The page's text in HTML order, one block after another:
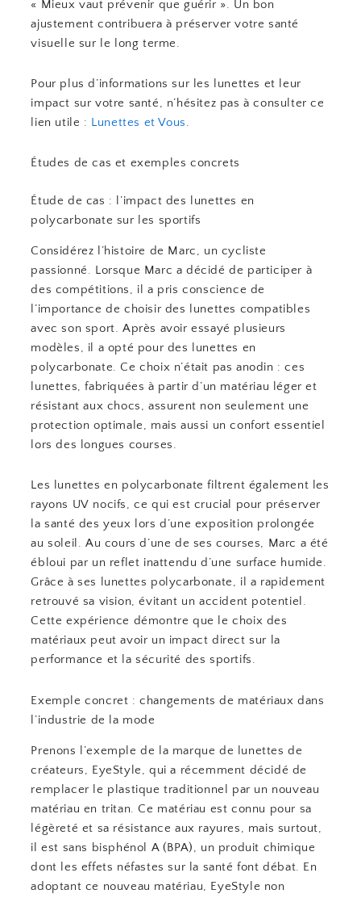
« Mieux vaut prévenir que guérir ». Un bon
ajustement contribuera à préserver votre santé
visuelle sur le long terme.
Pour plus d’informations sur les lunettes et leur
impact sur votre santé, n’hésitez pas à consulter ce
lien utile : Lunettes et Vous.
Études de cas et exemples concrets
Étude de cas : l’impact des lunettes en
polycarbonate sur les sportifs
Considérez l’histoire de Marc, un cycliste
passionné. Lorsque Marc a décidé de participer à
des compétitions, il a pris conscience de
l’importance de choisir des lunettes compatibles
avec son sport. Après avoir essayé plusieurs
modèles, il a opté pour des lunettes en
polycarbonate. Ce choix n’était pas anodin : ces
lunettes, fabriquées à partir d’un matériau léger et
résistant aux chocs, assurent non seulement une
protection optimale, mais aussi un confort essentiel
lors des longues courses.
Les lunettes en polycarbonate filtrent également les
rayons UV nocifs, ce qui est crucial pour préserver
la santé des yeux lors d’une exposition prolongée
au soleil. Au cours d’une de ses courses, Marc a été
ébloui par un reflet inattendu d’une surface humide.
Grâce à ses lunettes polycarbonate, il a rapidement
retrouvé sa vision, évitant un accident potentiel.
Cette expérience démontre que le choix des
matériaux peut avoir un impact direct sur la
performance et la sécurité des sportifs.
Exemple concret : changements de matériaux dans
l’industrie de la mode
Prenons l’exemple de la marque de lunettes de
créateurs, EyeStyle, qui a récemment décidé de
remplacer le plastique traditionnel par un nouveau
matériau en tritan. Ce matériau est connu pour sa
légèreté et sa résistance aux rayures, mais surtout,
il est sans bisphénol A (BPA), un produit chimique
dont les effets néfastes sur la santé font débat. En
adoptant ce nouveau matériau, EyeStyle non